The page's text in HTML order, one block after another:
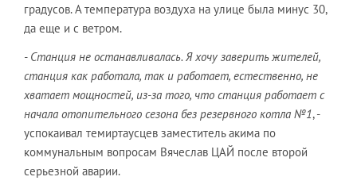
градусов. А температура воздуха на улице была минус 30,
да еще и с ветром.
- Станция не останавливалась. Я хочу заверить жителей,
станция как работала, так и работает, естественно, не
хватает мощностей, из-за того, что станция работает с
начала отопительного сезона без резервного котла №1, -
успокаивал темиртаусцев заместитель акима по
коммунальным вопросам Вячеслав ЦАЙ после второй
серьезной аварии.